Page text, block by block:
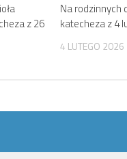
z 26
Na rodzinnych
katecheza z 4
4 LUTEGO 2026